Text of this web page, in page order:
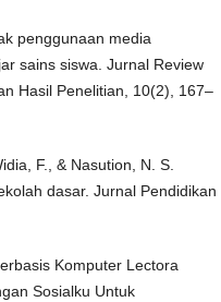
penggunaan media
sains siswa. Jurnal Review
Hasil Penelitian, 10(2), 167–
F., & Nasution, N. S.
dasar. Jurnal Pendidikan
Komputer Lectora
Sosialku Untuk